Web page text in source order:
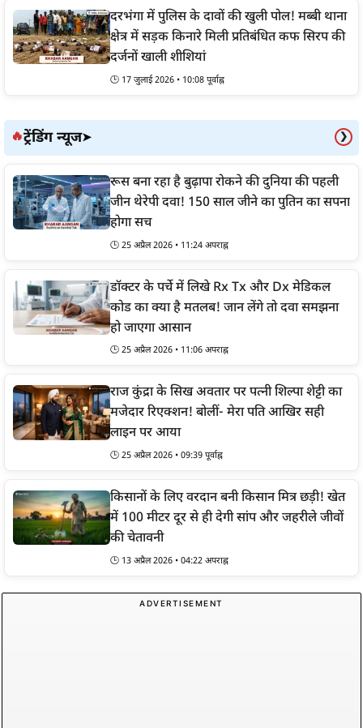
दरभंगा में पुलिस के दावों की खुली पोल! मब्बी थाना
क्षेत्र में सड़क किनारे मिली प्रतिबंधित कफ सिरप की
दर्जनों खाली शीशियां
🕒 17 जुलाई 2026 • 10:08 पूर्वाह्न
🔥ट्रेंडिंग न्यूज➤ ❯
रूस बना रहा है बुढ़ापा रोकने की दुनिया की पहली
जीन थेरेपी दवा! 150 साल जीने का पुतिन का सपना
होगा सच
🕒 25 अप्रैल 2026 • 11:24 अपराह्न
डॉक्टर के पर्चे में लिखे Rx Tx और Dx मेडिकल
कोड का क्या है मतलब! जान लेंगे तो दवा समझना
हो जाएगा आसान
🕒 25 अप्रैल 2026 • 11:06 अपराह्न
राज कुंद्रा के सिख अवतार पर पत्नी शिल्पा शेट्टी का
मजेदार रिएक्शन! बोलीं- मेरा पति आखिर सही
लाइन पर आया
🕒 25 अप्रैल 2026 • 09:39 पूर्वाह्न
किसानों के लिए वरदान बनी किसान मित्र छड़ी! खेत
में 100 मीटर दूर से ही देगी सांप और जहरीले जीवों
की चेतावनी
🕒 13 अप्रैल 2026 • 04:22 अपराह्न
ADVERTISEMENT